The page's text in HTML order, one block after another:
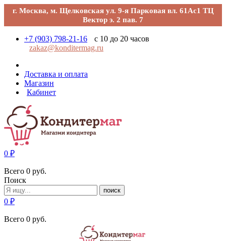
г. Москва, м. Щелковская ул. 9-я Парковая вл. 61Ас1 ТЦ
Вектор э. 2 пав. 7
+7 (903) 798-21-16
с 10 до 20 часов
zakaz@konditermag.ru
Доставка и оплата
Магазин
Кабинет
0 ₽
Всего 0 руб.
Поиск
поиск
0 ₽
Всего 0 руб.